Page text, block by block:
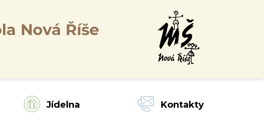
Nová Říše
Jídelna Kontakty